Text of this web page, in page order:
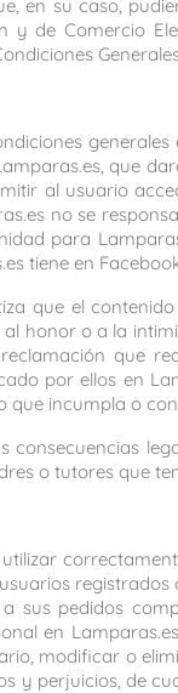
en su caso,
de Comercio
que
al usuario
no se
para
tiene en
que el
honor o a la
que
por ellos en
incumpla o
consecuencias
o tutores que
sus pedidos
en
modificar o
y perjuicios, de